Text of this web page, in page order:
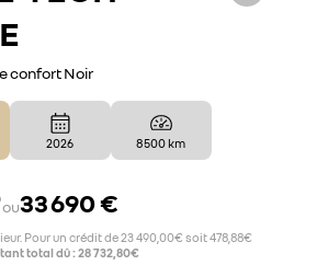
confort Noir
2026 8 500 km
ou33 690 €
Pour un crédit de 23 490,00€ soit 478,88€
total dû : 28 732,80€